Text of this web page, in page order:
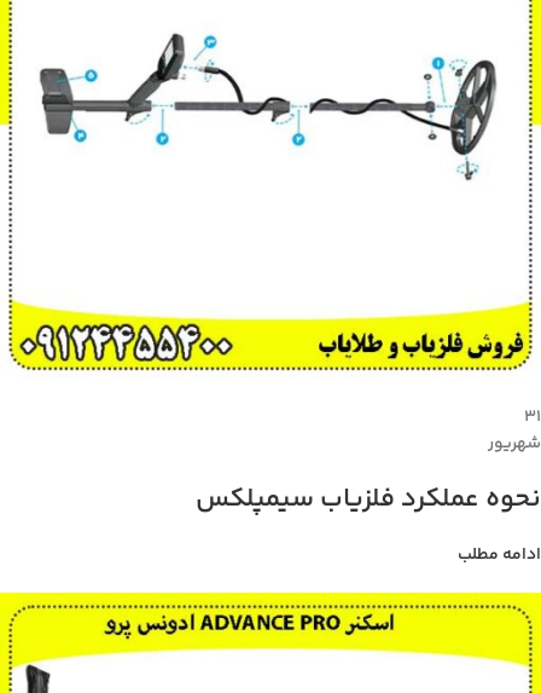
۳۱
شهریور
نحوه عملکرد فلزیاب سیمپلکس
ادامه مطلب